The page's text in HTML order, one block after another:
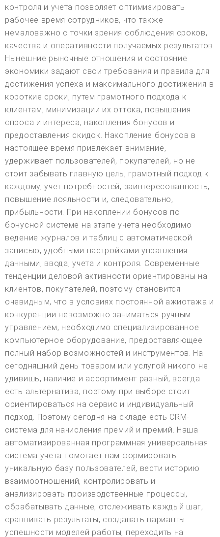
контроля и учета позволяет оптимизировать
рабочее время сотрудников, что также
немаловажно с точки зрения соблюдения сроков,
качества и оперативности получаемых результатов.
Нынешние рыночные отношения и состояние
экономики задают свои требования и правила для
достижения успеха и максимального достижения в
короткие сроки, путем грамотного подхода к
клиентам, минимизации их оттока, повышения
спроса и интереса, накопления бонусов и
предоставления скидок. Накопление бонусов в
настоящее время привлекает внимание,
удерживает пользователей, покупателей, но не
стоит забывать главную цель, грамотный подход к
каждому, учет потребностей, заинтересованность,
повышение лояльности и, следовательно,
прибыльности. При накоплении бонусов по
бонусной системе на этапе учета необходимо
ведение журналов и таблиц с автоматической
записью, удобными настройками управления
данными, ввода, учета и контроля. Современные
тенденции деловой активности ориентированы на
клиентов, покупателей, поэтому становится
очевидным, что в условиях постоянной ажиотажа и
конкуренции невозможно заниматься ручным
управлением, необходимо специализированное
компьютерное оборудование, предоставляющее
полный набор возможностей и инструментов. На
сегодняшний день товаром или услугой никого не
удивишь, наличие и ассортимент разный, всегда
есть альтернатива, поэтому при выборе стоит
ориентироваться на сервис и индивидуальный
подход. Поэтому сегодня на складе есть CRM-
система для начисления премий и премий. Наша
автоматизированная программная универсальная
система учета помогает нам формировать
уникальную базу пользователей, вести историю
взаимоотношений, контролировать и
анализировать производственные процессы,
обрабатывать данные, отслеживать каждый шаг,
сравнивать результаты, создавать варианты
успешности моделей работы, переходить на